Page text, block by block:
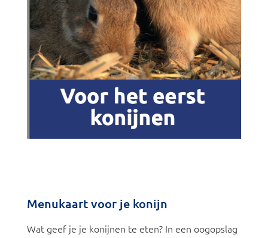
Menukaart voor je konijn
Wat geef je je konijnen te eten? In een oogopslag